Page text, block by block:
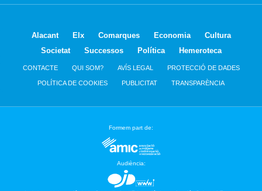
Alacant Elx Comarques Economia
Cultura
Societat
Successos Política Hemeroteca
CONTACTE QUI SOM? AVÍS LEGAL PROTECCIÓ DE DADES
POLÍTICA DE COOKIES PUBLICITAT TRANSPARÈNCIA
Formem part de:
Audiència: